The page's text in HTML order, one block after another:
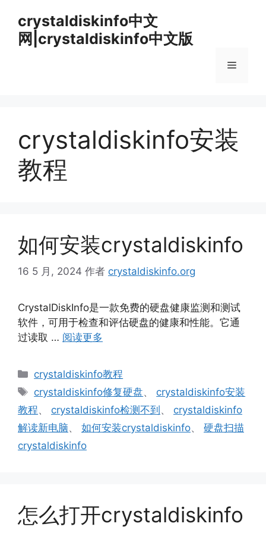
crystaldiskinfo中文
网|crystaldiskinfo中文版
菜
crystaldiskinfo安装
教程
如何安装crystaldiskinfo
16 5 月, 2024 作者 crystaldiskinfo.org
CrystalDiskInfo是一款免费的硬盘健康监测和测试
软件，可用于检查和评估硬盘的健康和性能。它通
过读取 … 阅读更多
分
crystaldiskinfo教程
标
签
crystaldiskinfo修复硬盘、 crystaldiskinfo安装
教程、 crystaldiskinfo检测不到、 crystaldiskinfo
解读新电脑、 如何安装crystaldiskinfo、 硬盘扫描
crystaldiskinfo
怎么打开crystaldiskinfo